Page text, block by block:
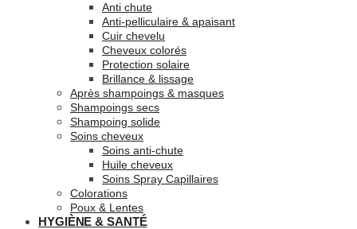
Anti chute
Anti-pelliculaire & apaisant
Cuir chevelu
Cheveux colorés
Protection solaire
Brillance & lissage
Après shampoings & masques
Shampoings secs
Shampoing solide
Soins cheveux
Soins anti-chute
Huile cheveux
Soins Spray Capillaires
Colorations
Poux & Lentes
HYGIÈNE & SANTÉ